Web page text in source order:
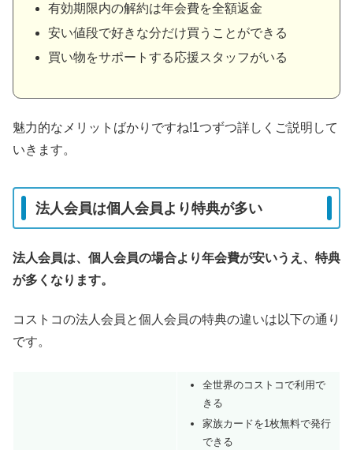
有効期限内の解約は年会費を全額返金
安い値段で好きな分だけ買うことができる
買い物をサポートする応援スタッフがいる
魅力的なメリットばかりですね!1つずつ詳しくご説明して
いきます。
法人会員は個人会員より特典が多い
法人会員は、個人会員の場合より年会費が安いうえ、特典
が多くなります。
コストコの法人会員と個人会員の特典の違いは以下の通り
です。
全世界のコストコで利用で
きる
家族カードを1枚無料で発行
できる